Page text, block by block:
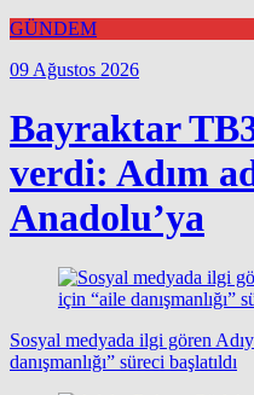
GÜNDEM
09 Ağustos 2026
Bayraktar
verdi: Adım
Anadolu’ya
Sosyal medyada ilgi gören
danışmanlığı” süreci başlatıldı